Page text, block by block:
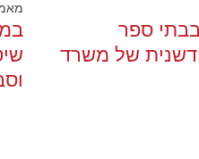
בבתי ספר
חדשנית של משרד